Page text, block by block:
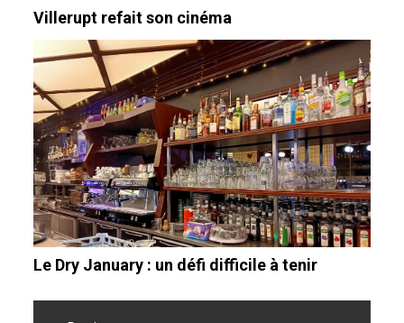
Villerupt refait son cinéma
Le Dry January : un défi difficile à tenir
Navigation